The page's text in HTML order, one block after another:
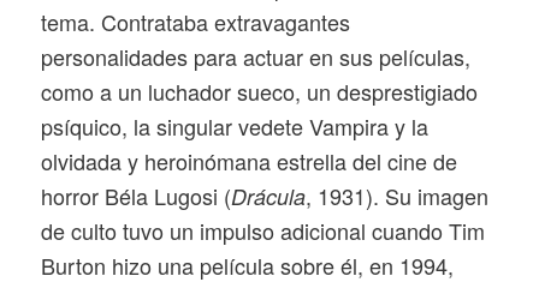
tema. Contrataba extravagantes
personalidades para actuar en sus películas,
como a un luchador sueco, un desprestigiado
psíquico, la singular vedete Vampira y la
olvidada y heroinómana estrella del cine de
horror Béla Lugosi (Drácula, 1931). Su imagen
de culto tuvo un impulso adicional cuando Tim
Burton hizo una película sobre él, en 1994,